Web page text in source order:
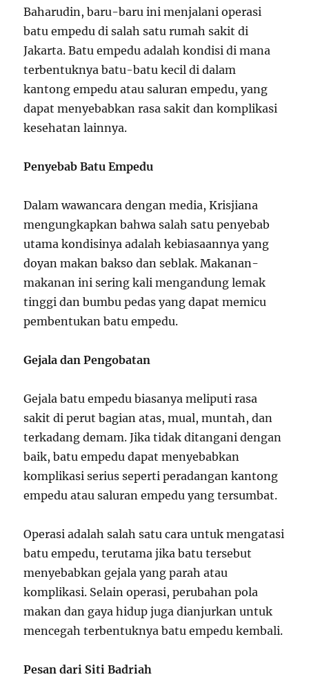
Baharudin, baru-baru ini menjalani operasi
batu empedu di salah satu rumah sakit di
Jakarta. Batu empedu adalah kondisi di mana
terbentuknya batu-batu kecil di dalam
kantong empedu atau saluran empedu, yang
dapat menyebabkan rasa sakit dan komplikasi
kesehatan lainnya.
Penyebab Batu Empedu
Dalam wawancara dengan media, Krisjiana
mengungkapkan bahwa salah satu penyebab
utama kondisinya adalah kebiasaannya yang
doyan makan bakso dan seblak. Makanan-
makanan ini sering kali mengandung lemak
tinggi dan bumbu pedas yang dapat memicu
pembentukan batu empedu.
Gejala dan Pengobatan
Gejala batu empedu biasanya meliputi rasa
sakit di perut bagian atas, mual, muntah, dan
terkadang demam. Jika tidak ditangani dengan
baik, batu empedu dapat menyebabkan
komplikasi serius seperti peradangan kantong
empedu atau saluran empedu yang tersumbat.
Operasi adalah salah satu cara untuk mengatasi
batu empedu, terutama jika batu tersebut
menyebabkan gejala yang parah atau
komplikasi. Selain operasi, perubahan pola
makan dan gaya hidup juga dianjurkan untuk
mencegah terbentuknya batu empedu kembali.
Pesan dari Siti Badriah